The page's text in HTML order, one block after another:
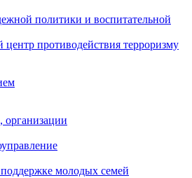
политики и воспитательной
противодействия терроризму
организации
молодых семей